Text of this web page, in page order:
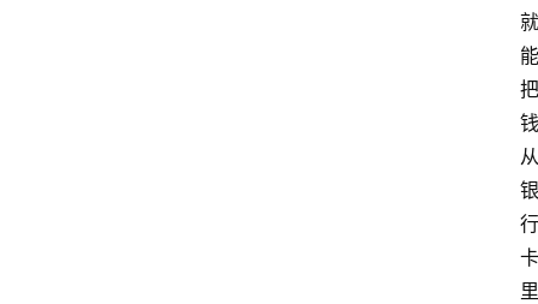
就
能
把
钱
从
银
行
卡
里